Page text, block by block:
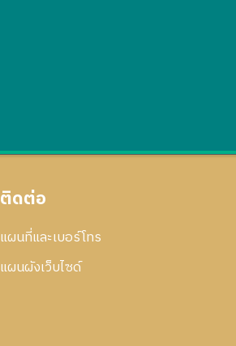
ติดต่อ
แผนที่และเบอร์โทร
แผนผังเว็บไซด์